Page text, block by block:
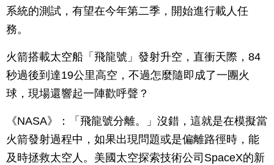
系統的測試，有望在今年第二季，開始進行載人任
務。
火箭搭載太空船「飛龍號」發射升空，直衝天際，84
秒過後到達19公里高空，不過怎麼隨即成了一團火
球，現場還響起一陣歡呼聲？
《NASA》：「飛龍號分離。」沒錯，這就是在模擬當
火箭發射過程中，如果出現問題或是偏離路徑時，能
及時拯救太空人。美國太空探索技術公司SpaceX的新